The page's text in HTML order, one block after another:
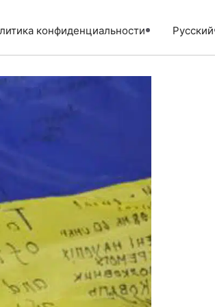
конфиденциальности Русский